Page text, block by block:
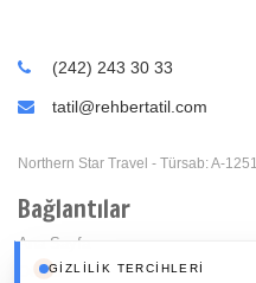
GIZLILIK TERCIHLERI
(242) 243 30 33
tatil@rehbertatil.com
Northern Star Travel - Türsab: A-1251
Bağlantılar
Ana Sayfa
Oteller